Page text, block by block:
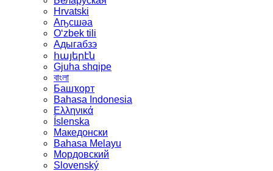
Hrvatski
Аҧсшәа
Oʻzbek tili
Адыгабзэ
հայերէն
Gjuha shqipe
বাংলা
Башҡорт
Bahasa Indonesia
Ελληνικά
Íslenska
Македонски
Bahasa Melayu
Мордовский
Slovenský